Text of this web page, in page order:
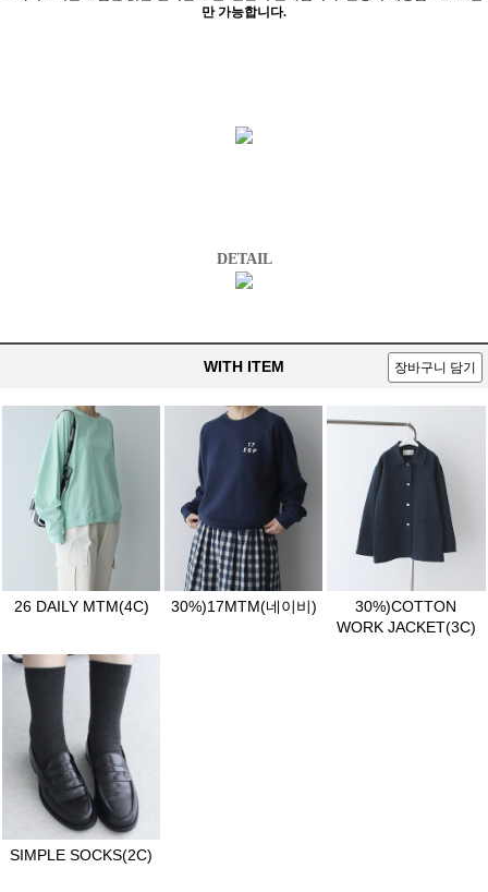
만 가능합니다.
DETAIL
WITH ITEM 장바구니 담기
26 DAILY MTM(4C) 30%)17MTM(네이비)
30%)COTTON
WORK JACKET(3C)
SIMPLE SOCKS(2C)